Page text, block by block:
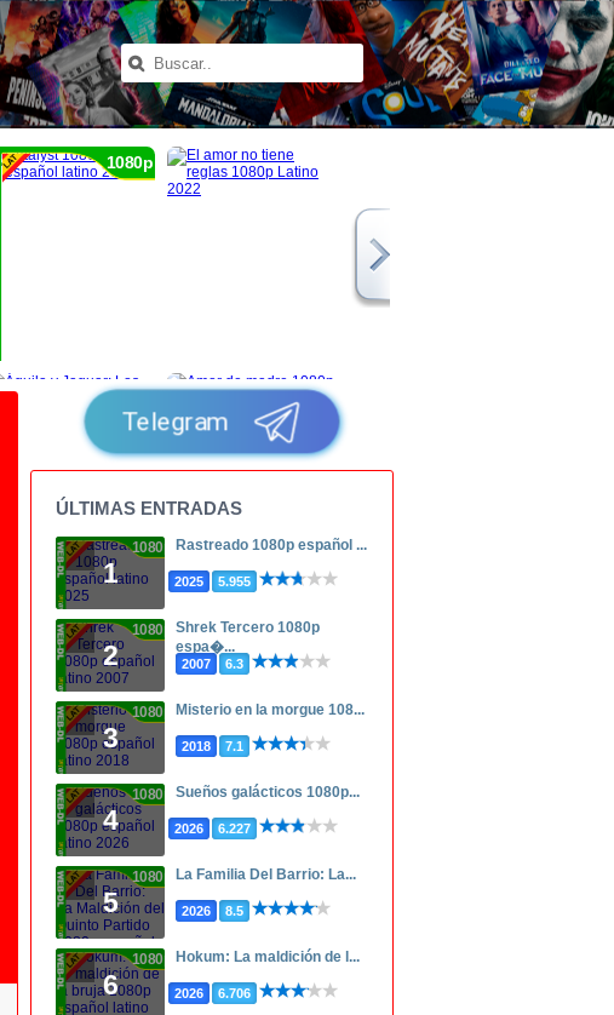
1080p
Telegram
ÚLTIMAS ENTRADAS
1
1080p Rastreado 1080p español ...
2025 5.955
2
1080p
Shrek Tercero 1080p
espa�...
2007 6.3
3
1080p Misterio en la morgue 108...
2018 7.1
4
1080p Sueños galácticos 1080p...
2026 6.227
5
1080p La Familia Del Barrio: La...
2026 8.5
6
1080p Hokum: La maldición de l...
2026 6.706